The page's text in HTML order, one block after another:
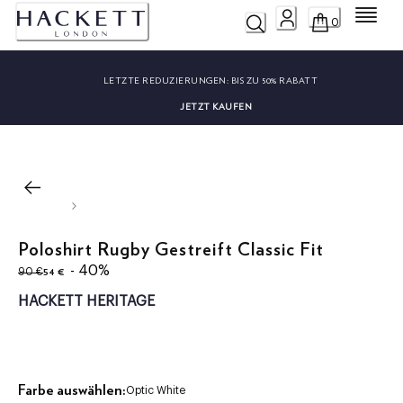
0 Menü
LETZTE REDUZIERUNGEN: BIS ZU 50% RABATT
JETZT KAUFEN
Poloshirt Rugby Gestreift Classic Fit
90 €
ursprünglicher Preis 90 €
54 €
aktueller Preis 54 €
- 40%
HACKETT HERITAGE
Farbe auswählen:Optic White